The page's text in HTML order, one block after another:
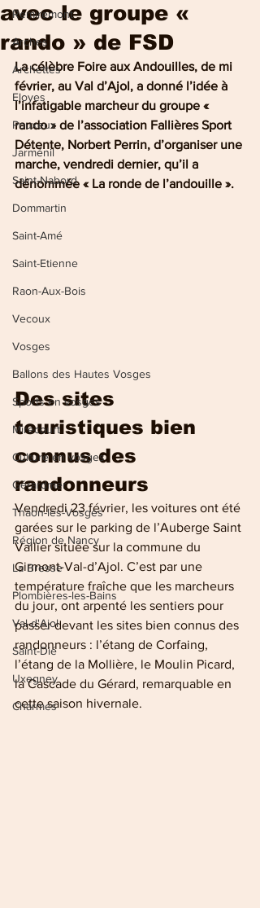
Remiremont
Arches
Archettes
Eloyes
Pouxeux
Jarménil
Saint-Nabord
Dommartin
Saint-Amé
Saint-Etienne
Raon-Aux-Bois
Vecoux
Vosges
Ballons des Hautes Vosges
Sports en vosges
Mirecourt
Culture en vosges
Gérardmer
Thaon-les-Vosges
Région de Nancy
La Bresse
Plombières-les-Bains
Val-d'Ajol
Saint-Dié
Uxegney
Charmes
avec le groupe «
rando » de FSD
La célèbre Foire aux Andouilles, de mi
février, au Val d’Ajol, a donné l’idée à
l’infatigable marcheur du groupe «
rando » de l’association Fallières Sport
Détente, Norbert Perrin, d’organiser une
marche, vendredi dernier, qu’il a
dénommée « La ronde de l’andouille ».
Des sites
touristiques bien
connus des
randonneurs
Vendredi 23 février, les voitures ont été
garées sur le parking de l’Auberge Saint
Vallier située sur la commune du
Girmont-Val-d’Ajol. C’est par une
température fraîche que les marcheurs
du jour, ont arpenté les sentiers pour
passer devant les sites bien connus des
randonneurs : l’étang de Corfaing,
l’étang de la Mollière, le Moulin Picard,
la Cascade du Gérard, remarquable en
cette saison hivernale.